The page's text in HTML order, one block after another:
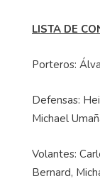
LISTA DE
Porteros:
Defensas:
Michael
Volantes:
Bernard,